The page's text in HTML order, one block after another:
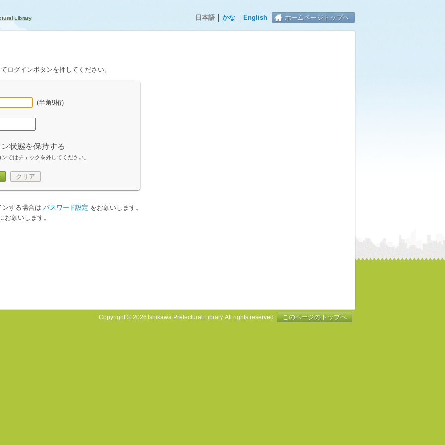
日本語 かな English ホームページトップへ
ログインボタンを押してください。
(半角9桁)
状態を保持する
ではチェックを外してください。
クリア
ンする場合は パスワード設定 をお願いします。
お願いします。
Copyright © 2026 Ishikawa Prefectural Library. All rights reserved. このページのトップへ